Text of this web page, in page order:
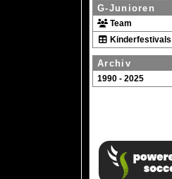
G-Junioren
Team
Kinderfestivals
Archiv
1990 - 2025